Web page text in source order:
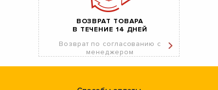
ВОЗВРАТ ТОВАРА
В ТЕЧЕНИЕ 14 ДНЕЙ
Возврат по согласованию с
менеджером